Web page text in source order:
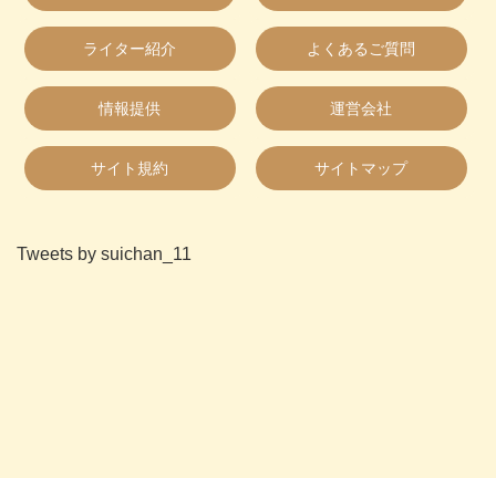
ライター紹介 よくあるご質問
情報提供 運営会社
サイト規約 サイトマップ
Tweets by suichan_11